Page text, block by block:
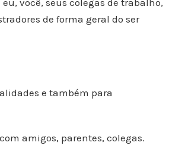
você, seus colegas de trabalho,
de forma geral do ser
e também para
amigos, parentes, colegas.